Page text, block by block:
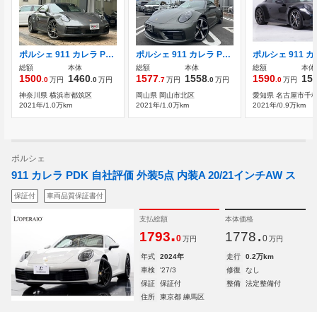
ポルシェ 911 カレラ PDK スポーツクロノ 20/21RSスパイダーホイール
総額
1500.0万円
本体
1460.0万円
神奈川県 横浜市都筑区
2021年/1.0万km
ポルシェ 911 カレラ PDK スポーツクロノパッケージ モードスイッチ
総額
1577.7万円
本体
1558.0万円
岡山県 岡山市北区
2021年/1.0万km
総額
1590.0万円
本体
愛知県 名古屋市千
2021年/0.9万km
ポルシェ
911 カレラ PDK 自社評価 外装5点 内装A 20/21インチAW ス
保証付 車両品質保証書付
支払総額
1793.0 万円
本体価格
1778. 0 万円
年式 2024年 走行
0.2万km
車検
'27/3 修復
なし
保証
保証付 整備
法定整備付
住所
東京都 練馬区